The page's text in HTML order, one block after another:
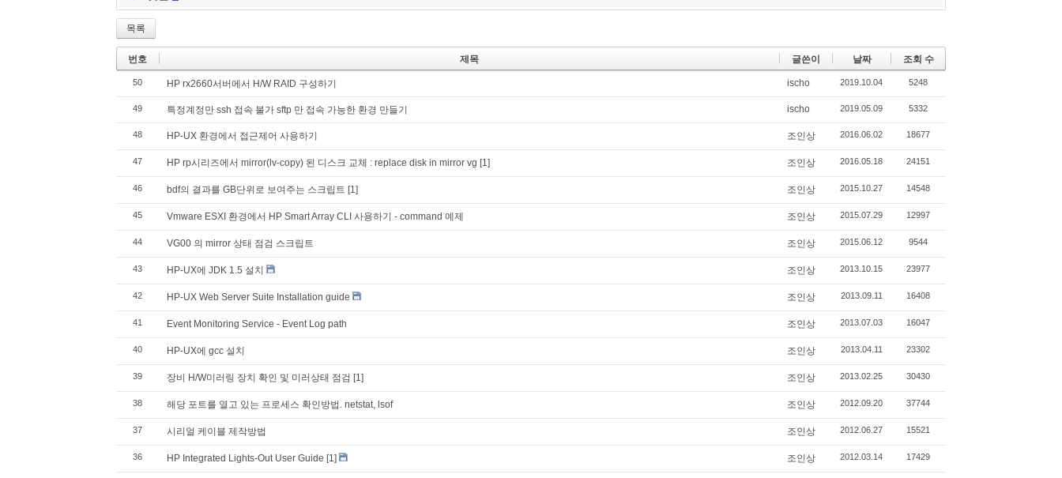
목록
번호 제목 글쓴이 날짜 조회 수
50 HP rx2660서버에서 H/W RAID 구성하기 ischo 2019.10.04 5248
49 특정계정만 ssh 접속 불가 sftp 만 접속 가능한 환경 만들기 ischo 2019.05.09 5332
48 HP-UX 환경에서 접근제어 사용하기 조인상 2016.06.02 18677
47 HP rp시리즈에서 mirror(lv-copy) 된 디스크 교체 : replace disk in mirror vg [1] 조인상 2016.05.18 24151
46 bdf의 결과를 GB단위로 보여주는 스크립트 [1] 조인상 2015.10.27 14548
45 Vmware ESXI 환경에서 HP Smart Array CLI 사용하기 - command 예제 조인상 2015.07.29 12997
44 VG00 의 mirror 상태 점검 스크립트 조인상 2015.06.12 9544
43 HP-UX에 JDK 1.5 설치 조인상 2013.10.15 23977
42 HP-UX Web Server Suite Installation guide 조인상 2013.09.11 16408
41 Event Monitoring Service - Event Log path 조인상 2013.07.03 16047
40 HP-UX에 gcc 설치 조인상 2013.04.11 23302
39 장비 H/W미러링 장치 확인 및 미러상태 점검 [1] 조인상 2013.02.25 30430
38 해당 포트를 열고 있는 프로세스 확인방법. netstat, lsof 조인상 2012.09.20 37744
37 시리얼 케이블 제작방법 조인상 2012.06.27 15521
36 HP Integrated Lights-Out User Guide [1] 조인상 2012.03.14 17429